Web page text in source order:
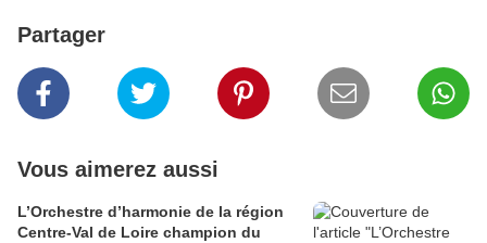
Partager
Vous aimerez aussi
L’Orchestre d’harmonie de la région
Centre-Val de Loire champion du